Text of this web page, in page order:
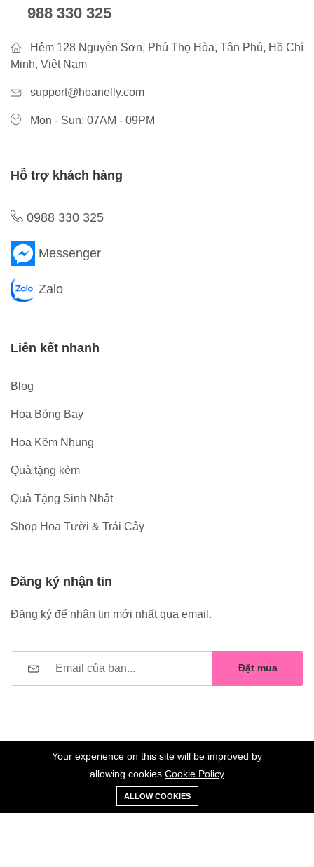
988 330 325
Hẻm 128 Nguyễn Sơn, Phú Thọ Hòa, Tân Phú, Hồ Chí
Minh, Việt Nam
support@hoanelly.com
Mon - Sun: 07AM - 09PM
Hỗ trợ khách hàng
0988 330 325
Messenger
Zalo
Liên kết nhanh
Blog
Hoa Bóng Bay
Hoa Kẽm Nhung
Quà tặng kèm
Quà Tặng Sinh Nhật
Shop Hoa Tười & Trái Cây
Đăng ký nhận tin
Đăng ký để nhận tin mới nhất qua email.
Đặt mua
©2023 Hoa Nelly . All Rights Reserved.
0
Xe
đẩy
Danh sách
yêu thích
Your experience on this site will be improved by
allowing cookies Cookie Policy
ALLOW COOKIES